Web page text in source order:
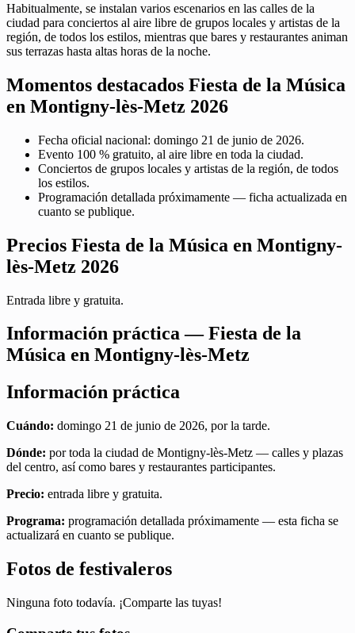
Habitualmente, se instalan varios escenarios en las calles de la
ciudad para conciertos al aire libre de grupos locales y artistas de la
región, de todos los estilos, mientras que bares y restaurantes animan
sus terrazas hasta altas horas de la noche.
Momentos destacados Fiesta de la Música
en Montigny-lès-Metz 2026
Fecha oficial nacional: domingo 21 de junio de 2026.
Evento 100 % gratuito, al aire libre en toda la ciudad.
Conciertos de grupos locales y artistas de la región, de todos
los estilos.
Programación detallada próximamente — ficha actualizada en
cuanto se publique.
Precios Fiesta de la Música en Montigny-
lès-Metz 2026
Entrada libre y gratuita.
Información práctica — Fiesta de la
Música en Montigny-lès-Metz
Información práctica
Cuándo: domingo 21 de junio de 2026, por la tarde.
Dónde: por toda la ciudad de Montigny-lès-Metz — calles y plazas
del centro, así como bares y restaurantes participantes.
Precio: entrada libre y gratuita.
Programa: programación detallada próximamente — esta ficha se
actualizará en cuanto se publique.
Fotos de festivaleros
Ninguna foto todavía. ¡Comparte las tuyas!